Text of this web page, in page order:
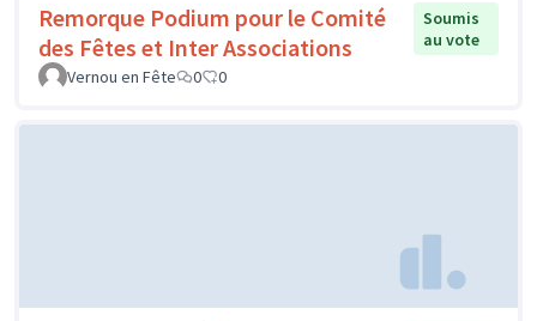
Remorque Podium pour le Comité
des Fêtes et Inter Associations
Soumis
au vote
Vernou en Fête
0 0